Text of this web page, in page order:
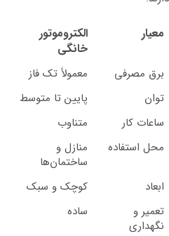
معیار
الکتروموتور
خانگی
برق مصرفی معمولاً تک فاز
توان
پایین تا متوسط
ساعات کار
متناوب
محل استفاده
منازل و
ساختمان‌ها
ابعاد
کوچک و سبک
تعمیر و
نگهداری
ساده